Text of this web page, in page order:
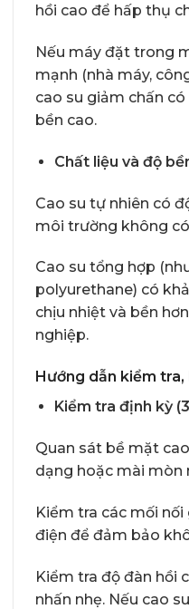
hồi cao để hấp thụ
Nếu máy đặt trong
mạnh (nhà máy,
cao su giảm chấn
bền cao.
Chất liệu và độ
Cao su tự nhiên có
môi trường không
Cao su tổng hợp
polyurethane) có
chịu nhiệt và bền
nghiệp.
Hướng dẫn kiểm
Kiểm tra định kỳ
Quan sát bề mặt
dạng hoặc mài mòn
Kiểm tra các mối
điện để đảm bảo
Kiểm tra độ đàn hồi
nhấn nhẹ. Nếu cao